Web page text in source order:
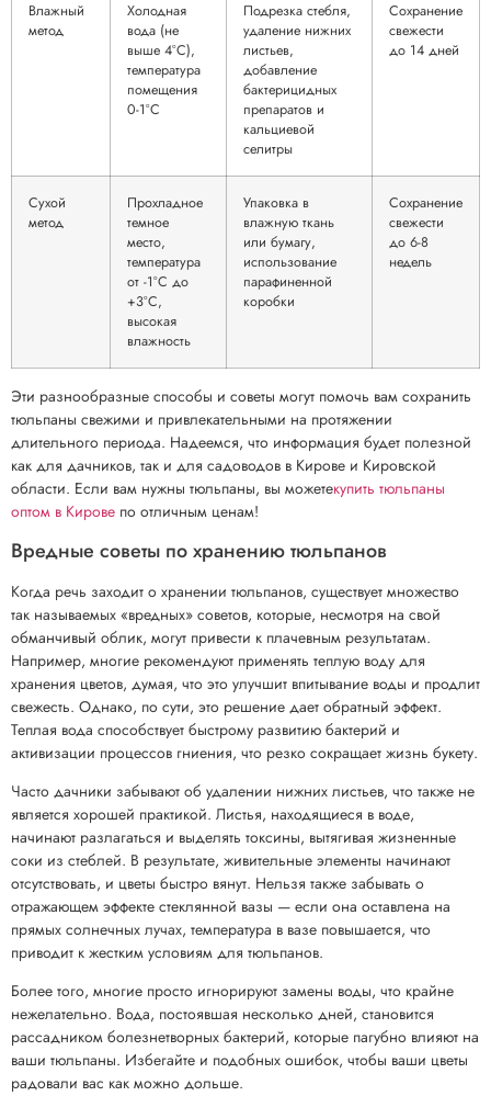
Влажный
метод
Холодная
вода (не
выше 4°C),
температура
помещения
0-1°C
Подрезка стебля,
удаление нижних
листьев,
добавление
бактерицидных
препаратов и
кальциевой
селитры
Сохранение
свежести
до 14 дней
Сухой
метод
Прохладное
темное
место,
температура
от -1°C до
+3°C,
высокая
влажность
Упаковка в
влажную ткань
или бумагу,
использование
парафиненной
коробки
Сохранение
свежести
до 6-8
недель
Эти разнообразные способы и советы могут помочь вам сохранить
тюльпаны свежими и привлекательными на протяжении
длительного периода. Надеемся, что информация будет полезной
как для дачников, так и для садоводов в Кирове и Кировской
области. Если вам нужны тюльпаны, вы можетекупить тюльпаны
оптом в Кирове по отличным ценам!
Вредные советы по хранению тюльпанов
Когда речь заходит о хранении тюльпанов, существует множество
так называемых «вредных» советов, которые, несмотря на свой
обманчивый облик, могут привести к плачевным результатам.
Например, многие рекомендуют применять теплую воду для
хранения цветов, думая, что это улучшит впитывание воды и продлит
свежесть. Однако, по сути, это решение дает обратный эффект.
Теплая вода способствует быстрому развитию бактерий и
активизации процессов гниения, что резко сокращает жизнь букету.
Часто дачники забывают об удалении нижних листьев, что также не
является хорошей практикой. Листья, находящиеся в воде,
начинают разлагаться и выделять токсины, вытягивая жизненные
соки из стеблей. В результате, живительные элементы начинают
отсутствовать, и цветы быстро вянут. Нельзя также забывать о
отражающем эффекте стеклянной вазы — если она оставлена на
прямых солнечных лучах, температура в вазе повышается, что
приводит к жестким условиям для тюльпанов.
Более того, многие просто игнорируют замены воды, что крайне
нежелательно. Вода, постоявшая несколько дней, становится
рассадником болезнетворных бактерий, которые пагубно влияют на
ваши тюльпаны. Избегайте и подобных ошибок, чтобы ваши цветы
радовали вас как можно дольше.